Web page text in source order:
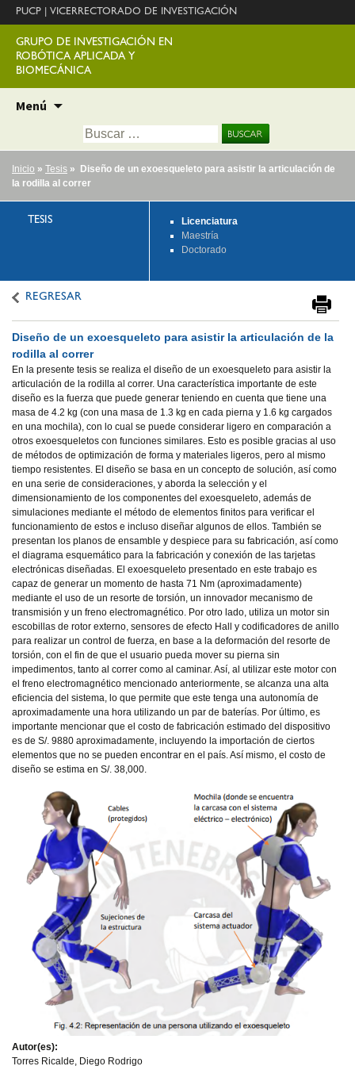
PUCP VICERRECTORADO DE INVESTIGACIÓN
GRUPO DE INVESTIGACIÓN EN
ROBÓTICA APLICADA Y
BIOMECÁNICA
Menú
contenido
Buscar:
Inicio » Tesis » Diseño de un exoesqueleto para asistir la articulación de
la rodilla al correr
TESIS
Licenciatura
Maestría
Doctorado
REGRESAR
Diseño de un exoesqueleto para asistir la articulación de la
rodilla al correr
En la presente tesis se realiza el diseño de un exoesqueleto para asistir la
articulación de la rodilla al correr. Una característica importante de este
diseño es la fuerza que puede generar teniendo en cuenta que tiene una
masa de 4.2 kg (con una masa de 1.3 kg en cada pierna y 1.6 kg cargados
en una mochila), con lo cual se puede considerar ligero en comparación a
otros exoesqueletos con funciones similares. Esto es posible gracias al uso
de métodos de optimización de forma y materiales ligeros, pero al mismo
tiempo resistentes. El diseño se basa en un concepto de solución, así como
en una serie de consideraciones, y aborda la selección y el
dimensionamiento de los componentes del exoesqueleto, además de
simulaciones mediante el método de elementos finitos para verificar el
funcionamiento de estos e incluso diseñar algunos de ellos. También se
presentan los planos de ensamble y despiece para su fabricación, así como
el diagrama esquemático para la fabricación y conexión de las tarjetas
electrónicas diseñadas. El exoesqueleto presentado en este trabajo es
capaz de generar un momento de hasta 71 Nm (aproximadamente)
mediante el uso de un resorte de torsión, un innovador mecanismo de
transmisión y un freno electromagnético. Por otro lado, utiliza un motor sin
escobillas de rotor externo, sensores de efecto Hall y codificadores de anillo
para realizar un control de fuerza, en base a la deformación del resorte de
torsión, con el fin de que el usuario pueda mover su pierna sin
impedimentos, tanto al correr como al caminar. Así, al utilizar este motor con
el freno electromagnético mencionado anteriormente, se alcanza una alta
eficiencia del sistema, lo que permite que este tenga una autonomía de
aproximadamente una hora utilizando un par de baterías. Por último, es
importante mencionar que el costo de fabricación estimado del dispositivo
es de S/. 9880 aproximadamente, incluyendo la importación de ciertos
elementos que no se pueden encontrar en el país. Así mismo, el costo de
diseño se estima en S/. 38,000.
Autor(es):
Torres Ricalde, Diego Rodrigo